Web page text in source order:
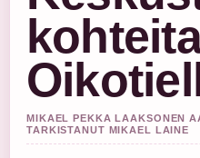
MIKAEL PEKKA LAAKSONEN
TARKISTANUT MIKAEL LAINE